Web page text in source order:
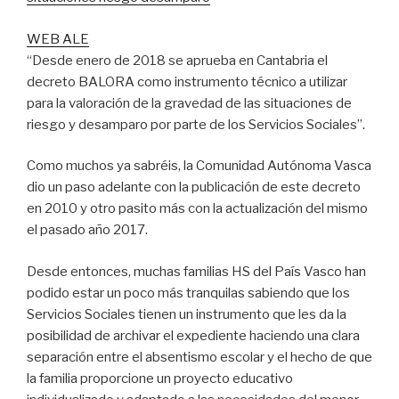
WEB ALE
“Desde enero de 2018 se aprueba en Cantabria el
decreto BALORA como instrumento técnico a utilizar
para la valoración de la gravedad de las situaciones de
riesgo y desamparo por parte de los Servicios Sociales”.
Como muchos ya sabréis, la Comunidad Autónoma Vasca
dio un paso adelante con la publicación de este decreto
en 2010 y otro pasito más con la actualización del mismo
el pasado año 2017.
Desde entonces, muchas familias HS del País Vasco han
podido estar un poco más tranquilas sabiendo que los
Servicios Sociales tienen un instrumento que les da la
posibilidad de archivar el expediente haciendo una clara
separación entre el absentismo escolar y el hecho de que
la familia proporcione un proyecto educativo